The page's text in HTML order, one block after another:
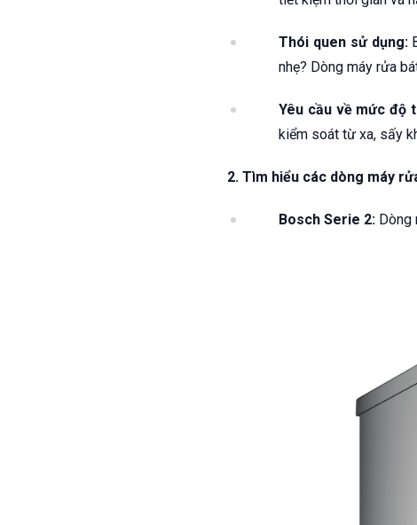
Thói quen sử dụng:
nhẹ? Dòng máy rửa
Yêu cầu về mức độ
kiểm soát từ xa, sấy
2. Tìm hiểu các dòng máy
Bosch Serie 2: Dòng